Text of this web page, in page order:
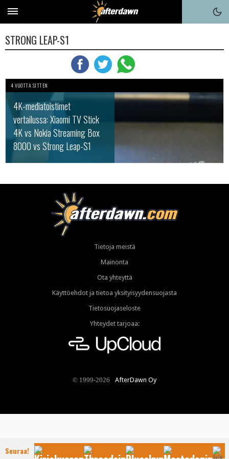
STRONG LEAP-S1
4 VUOTTA SITTEN
4K-mediatoistimet
vertailussa: Xiaomi TV Stick
4K vs Nokia Streaming Box
8000 vs Strong Leap-S1
Tietoja meistä
Mainonta
Ota yhteyttä
Käyttöehdot ja tietoa yksityisyydensuojasta
Tietosuojaseloste
Yhteydet tarjoaa:
© 1999-2026 AfterDawn Oy
Seuraa!